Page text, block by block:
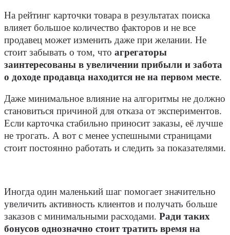
На рейтинг карточки товара в результатах поиска
влияет большое количество факторов и не все
продавец может изменить даже при желании. Не
стоит забывать о том, что агрегаторы
заинтересованы в увеличении прибыли и забота
о доходе продавца находится не на первом месте.
Даже минимальное влияние на алгоритмы не должно
становиться причиной для отказа от экспериментов.
Если карточка стабильно приносит заказы, её лучше
не трогать. А вот с менее успешными страницами
стоит постоянно работать и следить за показателями.
Иногда один маленький шаг помогает значительно
увеличить активность клиентов и получать больше
заказов с минимальными расходами. Ради таких
бонусов однозначно стоит тратить время на